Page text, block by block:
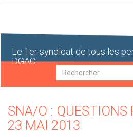
Le 1er syndicat de tous les
DGAC
Recherche
SNA/O : QUESTIONS
23 MAI 2013